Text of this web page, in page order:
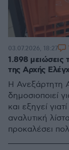
1.898 μειώσεις
της Αρχής
Η Ανεξάρτητη
δημοσιοποιεί
και εξηγεί
αναλυτική
προκαλέσει
03.07.2026, 18:27